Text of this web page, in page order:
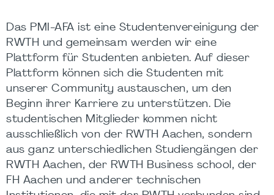
Das PMI-AFA ist eine Studentenvereinigung der
RWTH und gemeinsam werden wir eine
Plattform für Studenten anbieten. Auf dieser
Plattform können sich die Studenten mit
unserer Community austauschen, um den
Beginn ihrer Karriere zu unterstützen. Die
studentischen Mitglieder kommen nicht
ausschließlich von der RWTH Aachen, sondern
aus ganz unterschiedlichen Studiengängen der
RWTH Aachen, der RWTH Business school, der
FH Aachen und anderer technischen